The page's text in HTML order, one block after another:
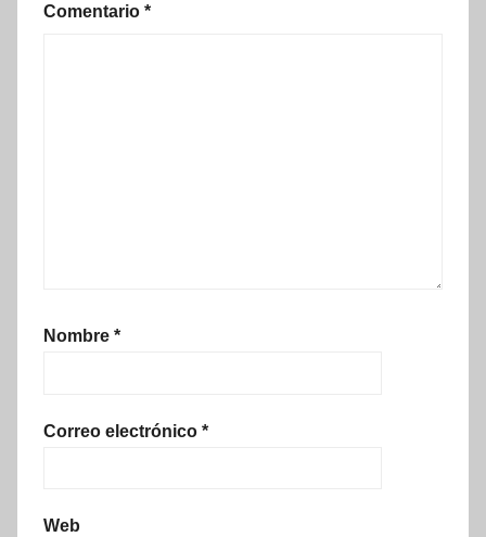
Comentario *
Nombre *
Correo electrónico *
Web